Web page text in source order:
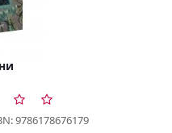
9786178676179